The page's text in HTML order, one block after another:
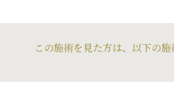
ザー
この施術を見た方は、以下の